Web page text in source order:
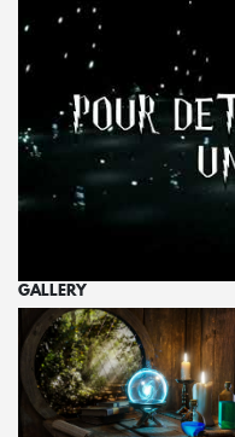
GALLERY